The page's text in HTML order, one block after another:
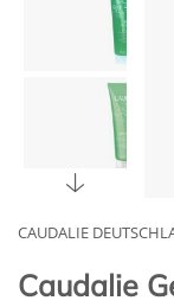
CAUDALIE
Caudalie